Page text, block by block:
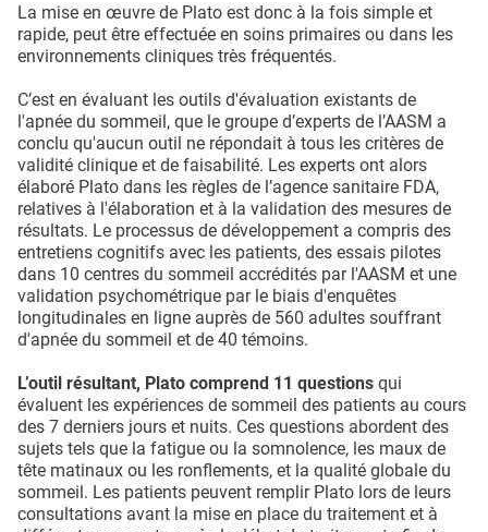
La mise en œuvre de Plato est donc à la fois simple et
rapide, peut être effectuée en soins primaires ou dans les
environnements cliniques très fréquentés.
C’est en évaluant les outils d'évaluation existants de
l'apnée du sommeil, que le groupe d’experts de l’AASM a
conclu qu'aucun outil ne répondait à tous les critères de
validité clinique et de faisabilité. Les experts ont alors
élaboré Plato dans les règles de l’agence sanitaire FDA,
relatives à l'élaboration et à la validation des mesures de
résultats. Le processus de développement a compris des
entretiens cognitifs avec les patients, des essais pilotes
dans 10 centres du sommeil accrédités par l'AASM et une
validation psychométrique par le biais d'enquêtes
longitudinales en ligne auprès de 560 adultes souffrant
d'apnée du sommeil et de 40 témoins.
L’outil résultant, Plato comprend 11 questions qui
évaluent les expériences de sommeil des patients au cours
des 7 derniers jours et nuits. Ces questions abordent des
sujets tels que la fatigue ou la somnolence, les maux de
tête matinaux ou les ronflements, et la qualité globale du
sommeil. Les patients peuvent remplir Plato lors de leurs
consultations avant la mise en place du traitement et à